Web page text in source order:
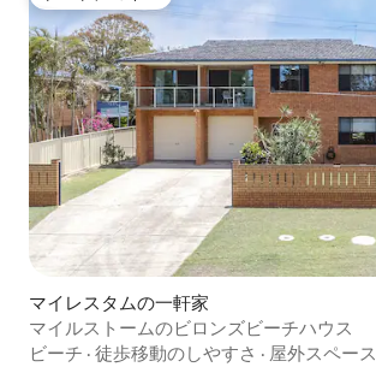
マイレスタムの一軒家
マイルストームのビロンズビーチハウス
ビーチ · 徒歩移動のしやすさ · 屋外スペース